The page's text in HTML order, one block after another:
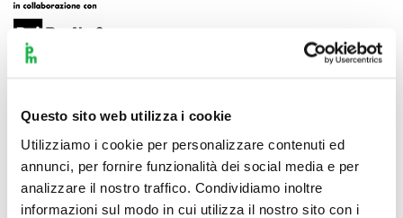
Questo sito web utilizza i cookie
Utilizziamo i cookie per personalizzare contenuti ed
annunci, per fornire funzionalità dei social media e per
analizzare il nostro traffico. Condividiamo inoltre
informazioni sul modo in cui utilizza il nostro sito con i